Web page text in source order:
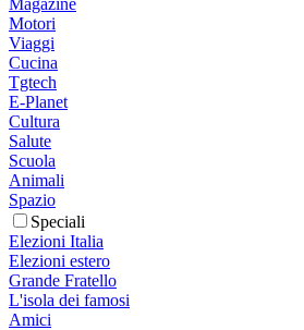
Motori
Viaggi
Cucina
Tgtech
E-Planet
Cultura
Salute
Scuola
Animali
Spazio
Speciali
Elezioni Italia
Elezioni estero
Grande Fratello
L'isola dei famosi
Amici